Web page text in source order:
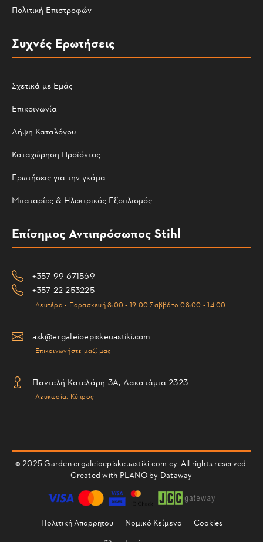
Πολιτική Επιστροφών
Συχνές Ερωτήσεις
Σχετικά με Εμάς
Επικοινωνία
Λήψη Καταλόγου
Καταχώρηση Προϊόντος
Ερωτήσεις για την γκάμα
Μπαταρίες & Ηλεκτρικός Εξοπλισμός
Επίσημος Αντιπρόσωπος Stihl
+357 99 671569
+357 22 253225
Δευτέρα - Παρασκευή 8:00 - 19:00 Σαββάτο 08:00 - 14:00
ask@ergaleioepiskeuastiki.com
Επικοινωνήστε μαζί μας
Παντελή Κατελάρη 3Α, Λακατάμια 2323
Λευκωσία, Κύπρος
© 2025 Garden.ergaleioepiskeuastiki.com.cy. All rights reserved.
Created with PLANO by Dataway
Πολιτική Απορρήτου Νομικό Κείμενο
Cookies